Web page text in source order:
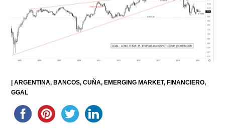
|ARGENTINA BANCOS CUÑA EMERGING MARKET FINANCIERO
GGAL